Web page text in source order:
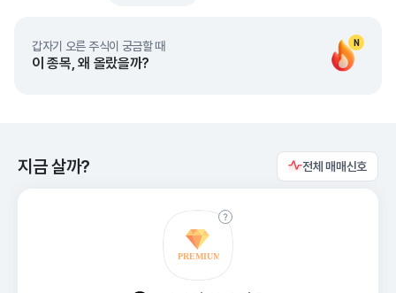
N
갑자기 오른 주식이 궁금할 때
이 종목, 왜 올랐을까?
지금 살까? 전체 매매신호